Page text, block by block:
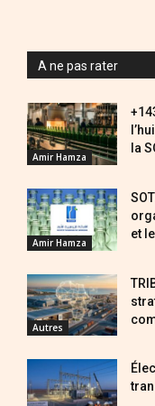
A ne pas rater
Amir Hamza
la
Amir Hamza
et
Autres